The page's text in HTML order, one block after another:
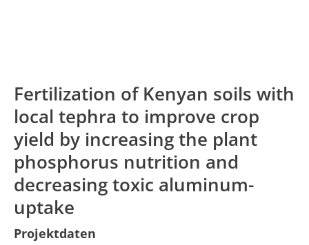
Fertilization of Kenyan soils with
local tephra to improve crop
yield by increasing the plant
phosphorus nutrition and
decreasing toxic aluminum-
uptake
Projektdaten